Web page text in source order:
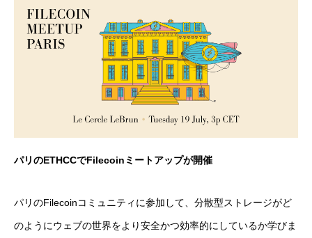
パリのETHCCでFilecoinミートアップが開催
パリのFilecoinコミュニティに参加して、分散型ストレージがど
のようにウェブの世界をより安全かつ効率的にしているか学びま